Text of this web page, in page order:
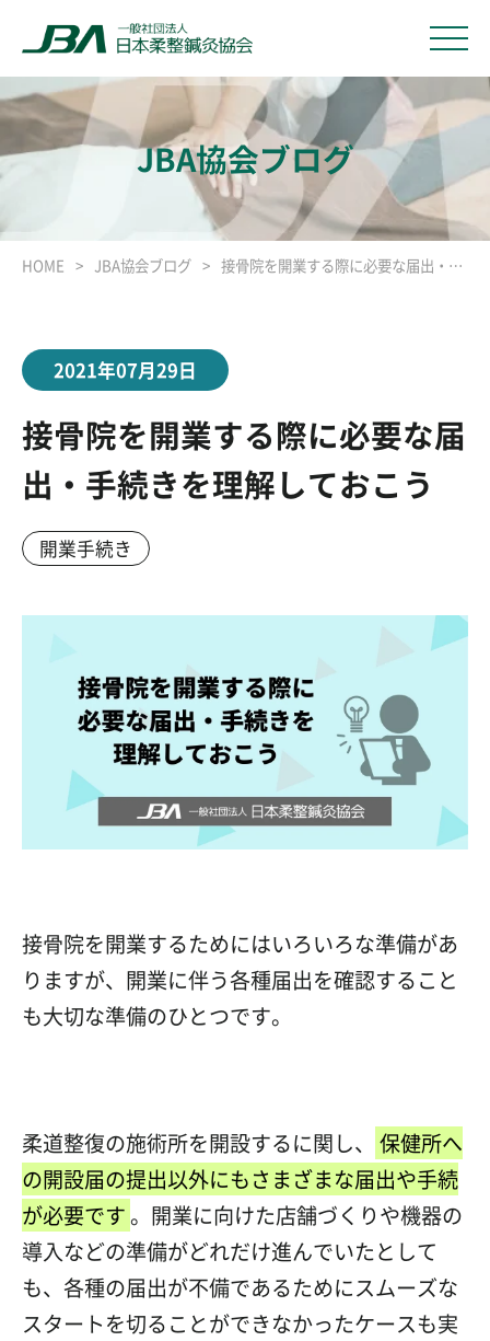
JBA協会ブログ
HOME JBA協会ブログ 接骨院を開業する際に必要な届出・手続きを理解しておこう
2021年07月29日
接骨院を開業する際に必要な届
出・手続きを理解しておこう
開業手続き
接骨院を開業するためにはいろいろな準備があ
りますが、開業に伴う各種届出を確認すること
も大切な準備のひとつです。
柔道整復の施術所を開設するに関し、 保健所へ
の開設届の提出以外にもさまざまな届出や手続
が必要です。 開業に向けた店舗づくりや機器の
導入などの準備がどれだけ進んでいたとして
も、各種の届出が不備であるためにスムーズな
スタートを切ることができなかったケースも実